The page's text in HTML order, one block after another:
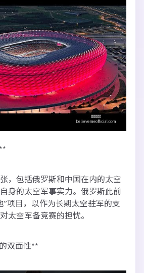
，包括俄罗斯和中国在内的太空
身的太空军事实力。俄罗斯此前
”项目，以作为长期太空驻军的支
太空军备竞赛的担忧。
双面性**